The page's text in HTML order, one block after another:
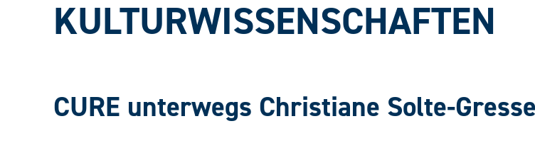
KULTURWISSENSCHAFTEN
CURE unterwegs Christiane Solte-